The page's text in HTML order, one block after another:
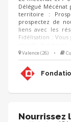
Délégué
territoire :
prospectez de
liens avec les
Fidélisation :
(visites privées,
mécènes).
mécènes les
déployez les
Valence (26) •
Nourrissez